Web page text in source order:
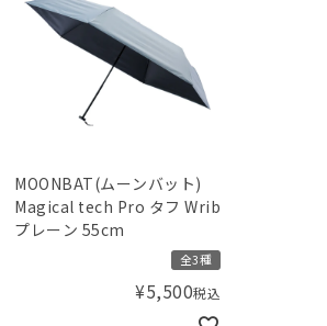
MOONBAT(ムーンバット)
Magical tech Pro タフ Wrib
プレーン 55cm
全3種
¥5,500税込